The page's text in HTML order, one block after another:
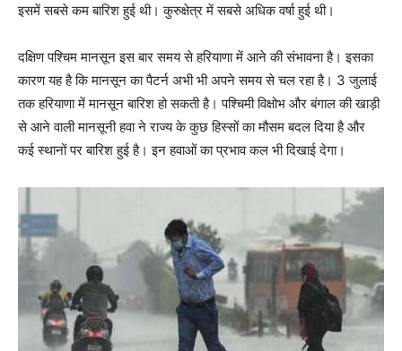
इसमें सबसे कम बारिश हुई थी। कुरुक्षेत्र में सबसे अधिक वर्षा हुई थी।
दक्षिण पश्चिम मानसून इस बार समय से हरियाणा में आने की संभावना है। इसका
कारण यह है कि मानसून का पैटर्न अभी भी अपने समय से चल रहा है। 3 जुलाई
तक हरियाणा में मानसून बारिश हो सकती है। पश्चिमी विक्षोभ और बंगाल की खाड़ी
से आने वाली मानसूनी हवा ने राज्य के कुछ हिस्सों का मौसम बदल दिया है और
कई स्थानों पर बारिश हुई है। इन हवाओं का प्रभाव कल भी दिखाई देगा।